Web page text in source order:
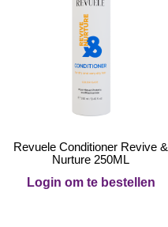
Revuele Conditioner Revive &
Nurture 250ML
Login om te bestellen